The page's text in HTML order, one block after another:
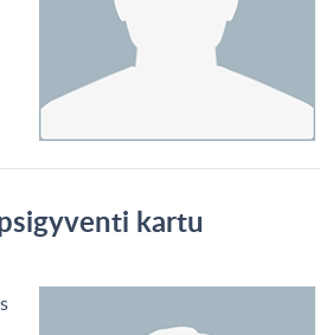
kartu